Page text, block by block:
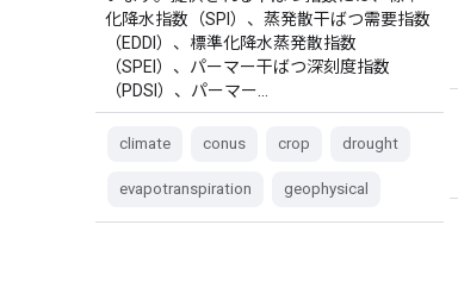
化降水指数（SPI）、蒸発散干ばつ需要指数
（EDDI）、標準化降水蒸発散指数
（SPEI）、パーマー干ばつ深刻度指数
（PDSI）、パーマー…
climate conus crop drought
evapotranspiration geophysical